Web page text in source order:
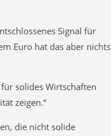
Signal für
Euro hat das aber nichts
solides Wirtschaften
zeigen.“
die nicht solide